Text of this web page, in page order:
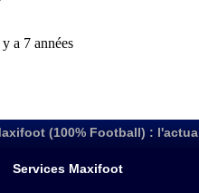
(100% Football) :
Services Maxifoot